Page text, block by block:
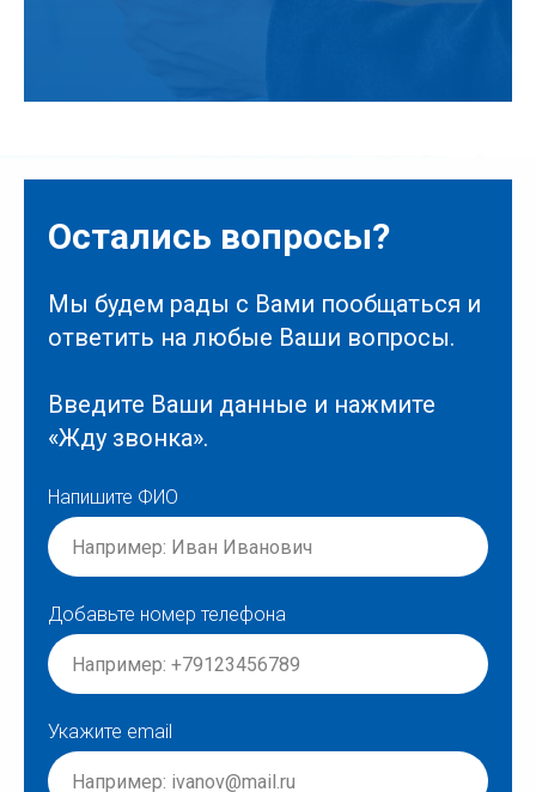
Остались вопросы?
Мы будем рады с Вами пообщаться и
ответить на любые Ваши вопросы.
Введите Ваши данные и нажмите
«Жду звонка».
Напишите ФИО
Добавьте номер телефона
Укажите email